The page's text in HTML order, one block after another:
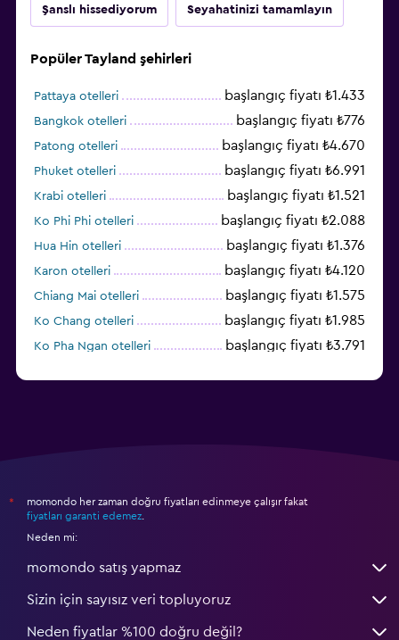
Şanslı hissediyorum Seyahatinizi tamamlayın
Popüler Tayland şehirleri
Pattaya otelleri başlangıç fiyatı ₺1.433
Bangkok otelleri başlangıç fiyatı ₺776
Patong otelleri başlangıç fiyatı ₺4.670
Phuket otelleri başlangıç fiyatı ₺6.991
Krabi otelleri başlangıç fiyatı ₺1.521
Ko Phi Phi otelleri başlangıç fiyatı ₺2.088
Hua Hin otelleri başlangıç fiyatı ₺1.376
Karon otelleri başlangıç fiyatı ₺4.120
Chiang Mai otelleri başlangıç fiyatı ₺1.575
Ko Chang otelleri başlangıç fiyatı ₺1.985
Ko Pha Ngan otelleri başlangıç fiyatı ₺3.791
*
momondo her zaman doğru fiyatları edinmeye çalışır fakat
fiyatları garanti edemez
Neden mi:
momondo satış yapmaz
Sizin için sayısız veri topluyoruz
Neden fiyatlar %100 doğru değil?